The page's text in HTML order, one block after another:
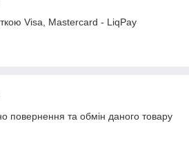
Visa, Mastercard - LiqPay
повернення та обмін даного товару